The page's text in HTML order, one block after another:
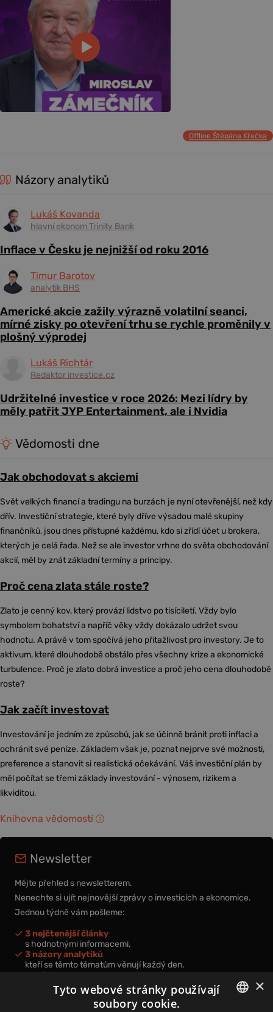
Offline Štěpána Křečka
Názory analytiků
Lukáš Kovanda
hlavní ekonom Trinity Bank
Inflace v Česku je nejnižší od roku 2016
Timur Barotov
analytik BHS
Americké akcie zažily výrazně volatilní seanci,
mírné zisky po otevření trhu se rychle proměnily v
plošný výprodej
Lukáš Richtár
Redaktor investice.cz
Udržitelné investice v roce 2026: Mezi lídry by
měly patřit JYP Entertainment, ale i Nvidia
Vědomosti dne
Jak obchodovat s akciemi
Svět velkých financí a tradingu na burzách je nyní otevřenější, než kdy
dřív. Investiční strategie, které byly dříve výsadou malé skupiny
finančníků, jsou dnes přístupné každému, kdo si zřídí účet u brokera,
kterých je celá řada. Než se ale investor vrhne do světa obchodování
akcií, měl by znát základní termíny a principy.
Proč cena zlata stále roste?
Zlato je cenný kov, který provází lidstvo po tisíciletí. Vždy bylo
symbolem bohatství a napříč věky vždy dokázalo udržet svou
hodnotu. A právě v tom spočívá jeho přitažlivost pro investory. Je to
aktivum, které dlouhodobě obstálo přes všechny krize a ekonomické
turbulence. Proč je zlato dobrá investice a proč jeho cena dlouhodobě
roste?
Jak začít investovat
Investování je jedním ze způsobů, jak se účinně bránit proti inflaci a
ochránit své peníze. Základem však je, poznat nejprve své možnosti,
preference a stanovit si realistická očekávání. Váš investiční plán by
měl počítat se třemi základy investování - výnosem, rizikem a
likviditou.
Knihovna vědomostí
Newsletter
Mějte přehled s newsletterem.
Nenechte si ujít nejnovější zprávy o investicích a ekonomice.
Jednou týdně vám pošleme:
3 nejčtenější články
s hodnotnými informacemi,
3 názory analytiků
kteří se těmto tématům věnují každý den,
nová videa a podcasty
k prohloubení vašich znalostí.
×
Tyto webové stránky používají
soubory cookie.